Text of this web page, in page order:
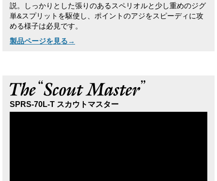
説。しっかりとした張りのあるスペリオルと少し重めのジグ
単&スプリットを駆使し、ポイントのアジをスピーディに攻
める様子は必見です。
製品ページを見る→
SPRS-70L-T スカウトマスター